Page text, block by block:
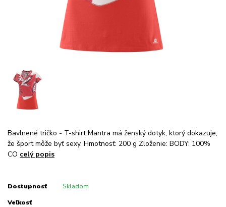
Bavlnené tričko - T-shirt Mantra má ženský dotyk, ktorý dokazuje,
že šport môže byť sexy. Hmotnosť: 200 g Zloženie: BODY: 100%
CO celý popis
Dostupnosť Skladom
Veľkosť